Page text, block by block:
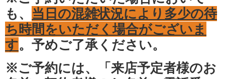
も、 当日の混雑状況により多少の待
ち時間をいただく場合がございま
す。予めご了承ください。
※ご予約には、「来店予定者様のお